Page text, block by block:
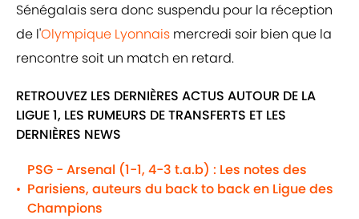
Sénégalais sera donc suspendu pour la réception
de l'Olympique Lyonnais mercredi soir bien que la
rencontre soit un match en retard.
RETROUVEZ LES DERNIÈRES ACTUS AUTOUR DE LA
LIGUE 1, LES RUMEURS DE TRANSFERTS ET LES
DERNIÈRES NEWS
•
PSG - Arsenal (1-1, 4-3 t.a.b) : Les notes des
Parisiens, auteurs du back to back en Ligue des
Champions